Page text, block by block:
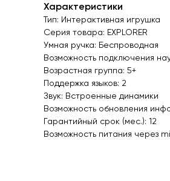
Характеристики
Тип: Интерактивная игрушка
Серия товара: EXPLORER
Умная ручка: Беспроводная
Возможность подключения
Возрастная группа: 5+
Поддержка языков: 2
Звук: Встроенные динамики
Возможность обновления
Гарантийный срок (мес.): 12
Возможность питания через